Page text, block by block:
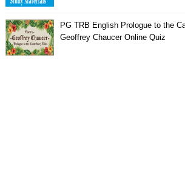
PG TRB English Prologue to the
Geoffrey Chaucer Online Quiz